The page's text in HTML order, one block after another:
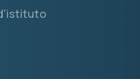
d'istituto